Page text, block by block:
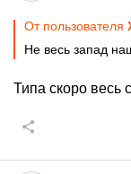
От пользователя
Не весь запад
Типа скоро весь